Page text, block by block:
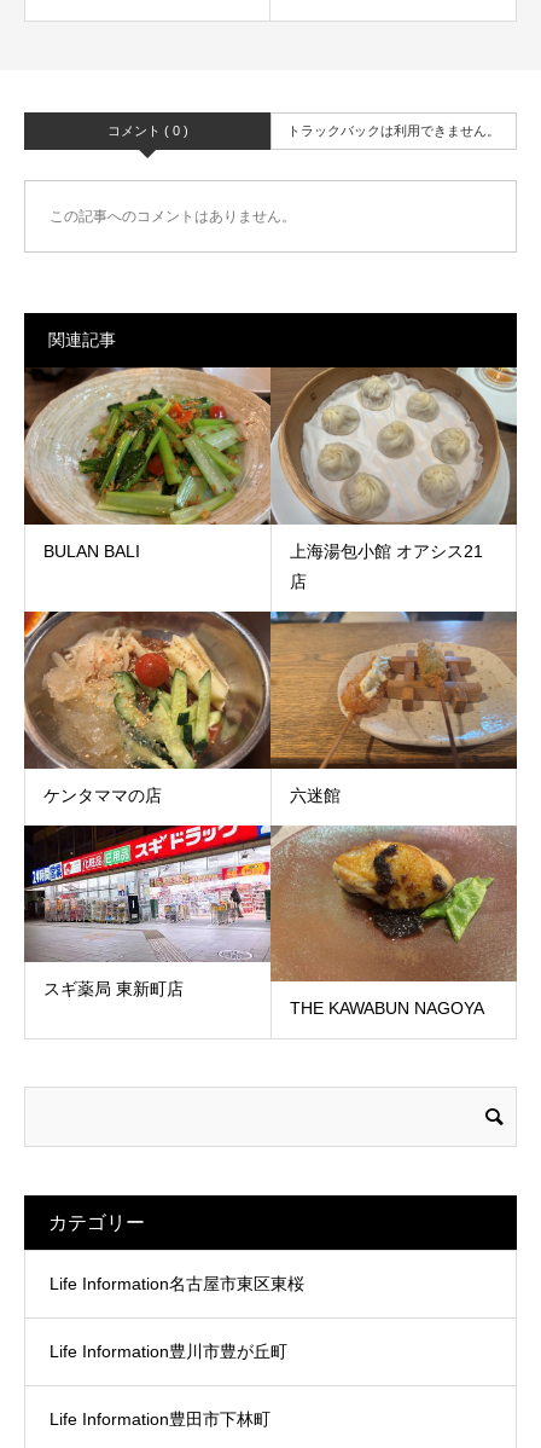
コメント ( 0 ) トラックバックは利用できません。
この記事へのコメントはありません。
関連記事
BULAN BALI
上海湯包小館 オアシス21
店
ケンタママの店 六迷館
スギ薬局 東新町店
THE KAWABUN NAGOYA
カテゴリー
Life Information名古屋市東区東桜
Life Information豊川市豊が丘町
Life Information豊田市下林町